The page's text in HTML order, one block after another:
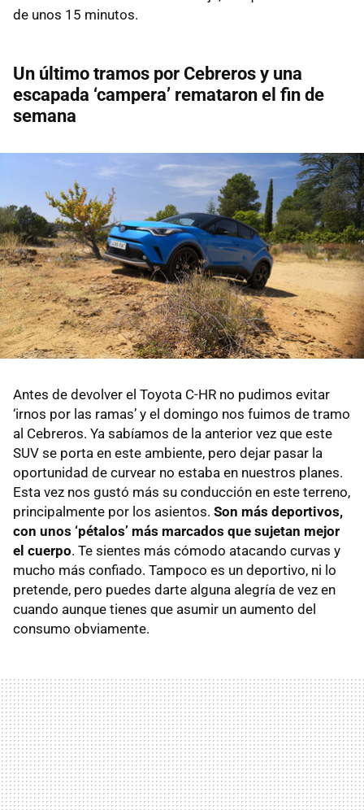
de unos 15 minutos.
Un último tramos por Cebreros y una
escapada ‘campera’ remataron el fin de
semana
Antes de devolver el Toyota C-HR no pudimos evitar
‘irnos por las ramas’ y el domingo nos fuimos de tramo
al Cebreros. Ya sabíamos de la anterior vez que este
SUV se porta en este ambiente, pero dejar pasar la
oportunidad de curvear no estaba en nuestros planes.
Esta vez nos gustó más su conducción en este terreno,
principalmente por los asientos. Son más deportivos,
con unos ‘pétalos’ más marcados que sujetan mejor
el cuerpo. Te sientes más cómodo atacando curvas y
mucho más confiado. Tampoco es un deportivo, ni lo
pretende, pero puedes darte alguna alegría de vez en
cuando aunque tienes que asumir un aumento del
consumo obviamente.